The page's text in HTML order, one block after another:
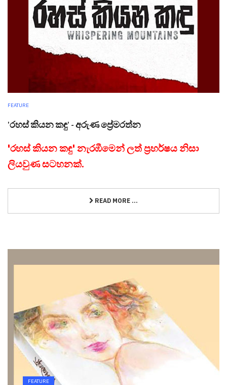
FEATURE
'රහස් කියන කඳු' - අරුණ ප්‍රේමරත්න
'රහස් කියන කඳු' නැරඹීමෙන් ලත් ප්‍රහර්ෂය නිසා
ලියවුණ සටහනක්.
READ MORE ...
FEATURE